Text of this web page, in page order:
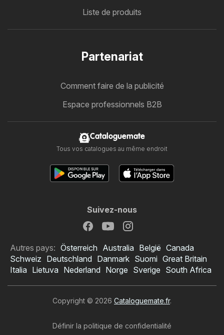
Liste de produits
Partenariat
Comment faire de la publicité
Espace professionnels B2B
Cataloguemate
Tous vos catalogues au même endroit
Suivez-nous
Autres pays: Österreich Australia België Canada
Schweiz Deutschland Danmark Suomi Great Britain
Italia Lietuva Nederland Norge Sverige South Africa
Copyright © 2026 Cataloguemate.fr.
Définir la politique de confidentialité